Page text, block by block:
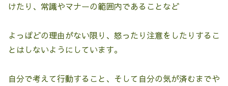
けたり、常識やマナーの範囲内であることなど
よっぽどの理由がない限り、怒ったり注意をしたりするこ
とはしないようにしています。
自分で考えて行動すること、そして自分の気が済むまでや